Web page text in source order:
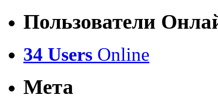
Пользователи
34 Users Online
Мета